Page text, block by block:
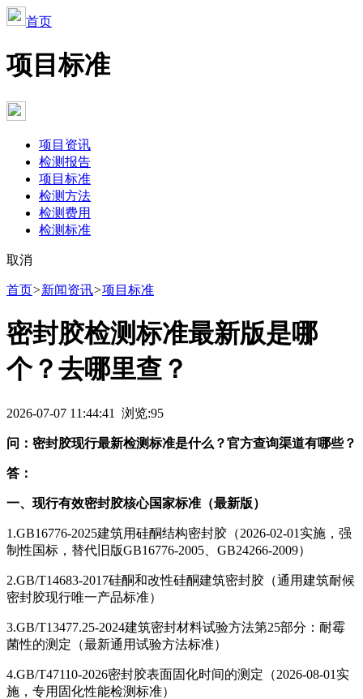
首页
项目标准
项目资讯
检测报告
项目标准
检测方法
检测费用
检测标准
取消
首页>新闻资讯>项目标准
‌‌‌‌‌‌密封胶检测标准最新版是哪
个？去哪里查？
2026-07-07 11:44:41 浏览:95
问：密封胶现行最新检测标准是什么？官方查询渠道有哪些？
答：
一、现行有效密封胶核心国家标准（最新版）
1.GB16776-2025建筑用硅酮结构密封胶（2026-02-01实施，强
制性国标，替代旧版GB16776-2005、GB24266-2009）
2.GB/T14683-2017硅酮和改性硅酮建筑密封胶（通用建筑耐候
密封胶现行唯一产品标准）
3.GB/T13477.25-2024建筑密封材料试验方法第25部分：耐霉
菌性的测定（最新通用试验方法标准）
4.GB/T47110-2026密封胶表面固化时间的测定（2026-08-01实
施，专用固化性能检测标准）